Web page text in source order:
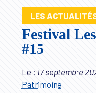
LES
Festival
#15
Le : 17 septembre
Patrimoine